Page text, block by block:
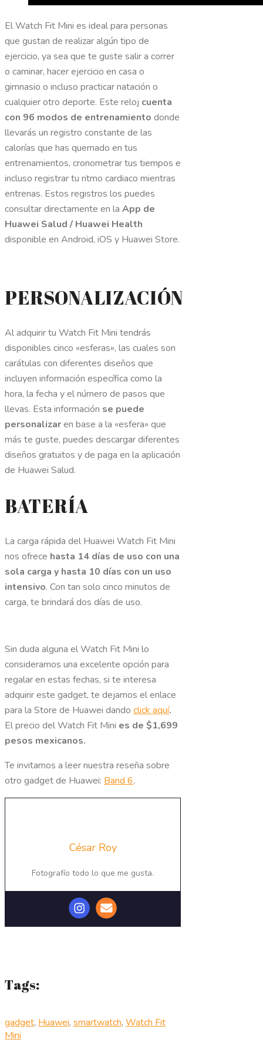
El Watch Fit Mini es ideal para personas
que gustan de realizar algún tipo de
ejercicio, ya sea que te guste salir a correr
o caminar, hacer ejercicio en casa o
gimnasio o incluso practicar natación o
cualquier otro deporte. Este reloj cuenta
con 96 modos de entrenamiento donde
llevarás un registro constante de las
calorías que has quemado en tus
entrenamientos, cronometrar tus tiempos e
incluso registrar tu ritmo cardiaco mientras
entrenas. Estos registros los puedes
consultar directamente en la App de
Huawei Salud / Huawei Health
disponible en Android, iOS y Huawei Store.
PERSONALIZACIÓN
Al adquirir tu Watch Fit Mini tendrás
disponibles cinco «esferas», las cuales son
carátulas con diferentes diseños que
incluyen información específica como la
hora, la fecha y el número de pasos que
llevas. Esta información se puede
personalizaren base a la «esfera» que
más te guste, puedes descargar diferentes
diseños gratuitos y de paga en la aplicación
de Huawei Salud.
BATERÍA
La carga rápida del Huawei Watch Fit Mini
nos ofrece hasta 14 días de uso con una
sola carga y hasta 10 días con un uso
intensivo. Con tan solo cinco minutos de
carga, te brindará dos días de uso.
Sin duda alguna el Watch Fit Mini lo
consideramos una excelente opción para
regalar en estas fechas, si te interesa
adquirir este gadget, te dejamos el enlace
para la Store de Huawei dando click aquí.
El precio del Watch Fit Mini es de $1,699
pesos mexicanos.
Te invitamos a leer nuestra reseña sobre
otro gadget de Huawei: Band 6.
César Roy
Fotografío todo lo que me gusta.
Tags:
gadget, Huawei, smartwatch, Watch Fit
Mini